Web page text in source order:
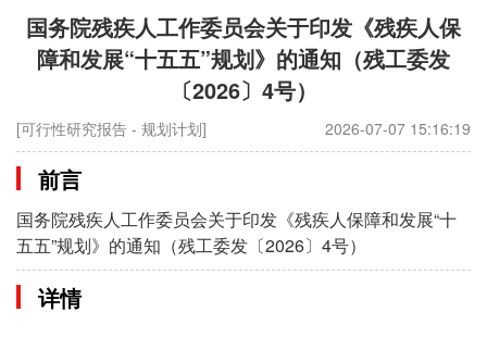
国务院残疾人工作委员会关于印发《残疾人保
障和发展“十五五”规划》的通知（残工委发
〔2026〕4号）
[可行性研究报告 - 规划计划] 2026-07-07 15:16:19
前言
国务院残疾人工作委员会关于印发《残疾人保障和发展“十
五五”规划》的通知（残工委发〔2026〕4号）
详情